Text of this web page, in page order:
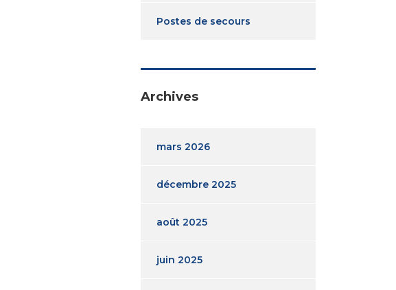
Postes de secours
Archives
mars 2026
décembre 2025
août 2025
juin 2025